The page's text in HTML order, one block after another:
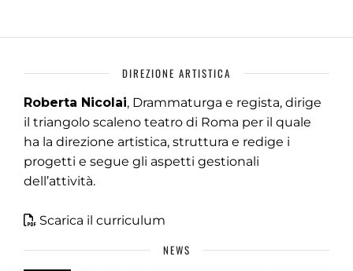
DIREZIONE ARTISTICA
Roberta Nicolai, Drammaturga e regista, dirige
il triangolo scaleno teatro di Roma per il quale
ha la direzione artistica, struttura e redige i
progetti e segue gli aspetti gestionali
dell’attività.
Scarica il curriculum
NEWS